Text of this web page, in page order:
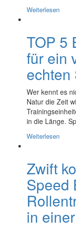
Weiterlesen
TOP 5
für ein
echten
Wer kennt es
Natur die Zeit
in die Länge.
Weiterlesen
Zwift
Speed
in